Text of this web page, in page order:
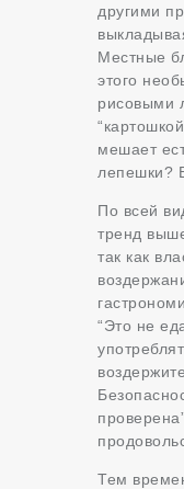
другими
Местные
этого
рисовыми
мешает
лепешки?
По всей
тренд
так как
“Это не
Тем